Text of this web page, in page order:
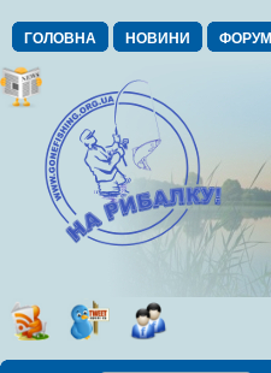
ГОЛОВНА НОВИНИ ФОРУМ